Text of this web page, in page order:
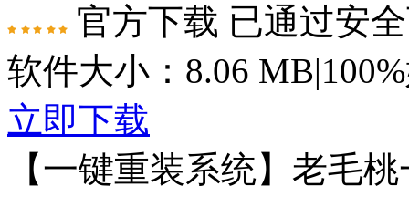
官方下载 已通过安
软件大小：8.06 MB|
立即下载
【一键重装系统】老毛